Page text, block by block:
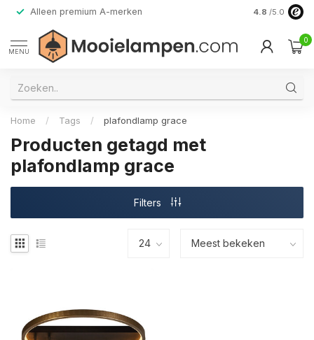
Alleen premium A-merken 4.8 /5.0
MENU
0
Home / Tags / plafondlamp grace
Producten getagd met
plafondlamp grace
Filters